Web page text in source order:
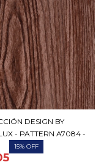
DESIGN BY
- PATTERN A7084 -
15